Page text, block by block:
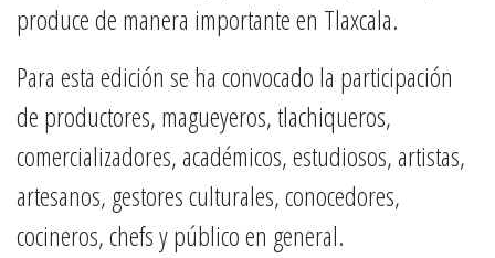
produce de manera importante en Tlaxcala.
Para esta edición se ha convocado la participación
de productores, magueyeros, tlachiqueros,
comercializadores, académicos, estudiosos, artistas,
artesanos, gestores culturales, conocedores,
cocineros, chefs y público en general.